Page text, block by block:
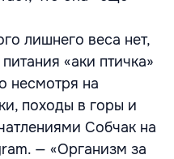
лишнего веса нет,
«аки птичка»
несмотря на
походы в горы и
Собчак на
— «Организм за